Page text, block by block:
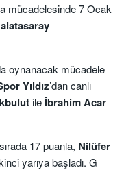
mücadelesinde 7 Ocak
oynanacak mücadele
Yıldız’dan canlı
ile İbrahimAcar
17 puanla, Nilüfer
yarıya başladı. G